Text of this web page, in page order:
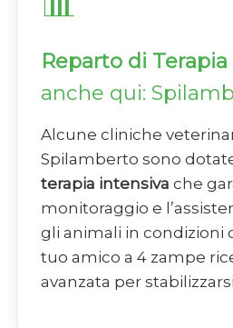
Reparto di
anche qui:
Alcune cliniche
Spilamberto sono
terapia intensiva che
monitoraggio e
gli animali in condizioni
tuo amico a 4 zampe
avanzata per